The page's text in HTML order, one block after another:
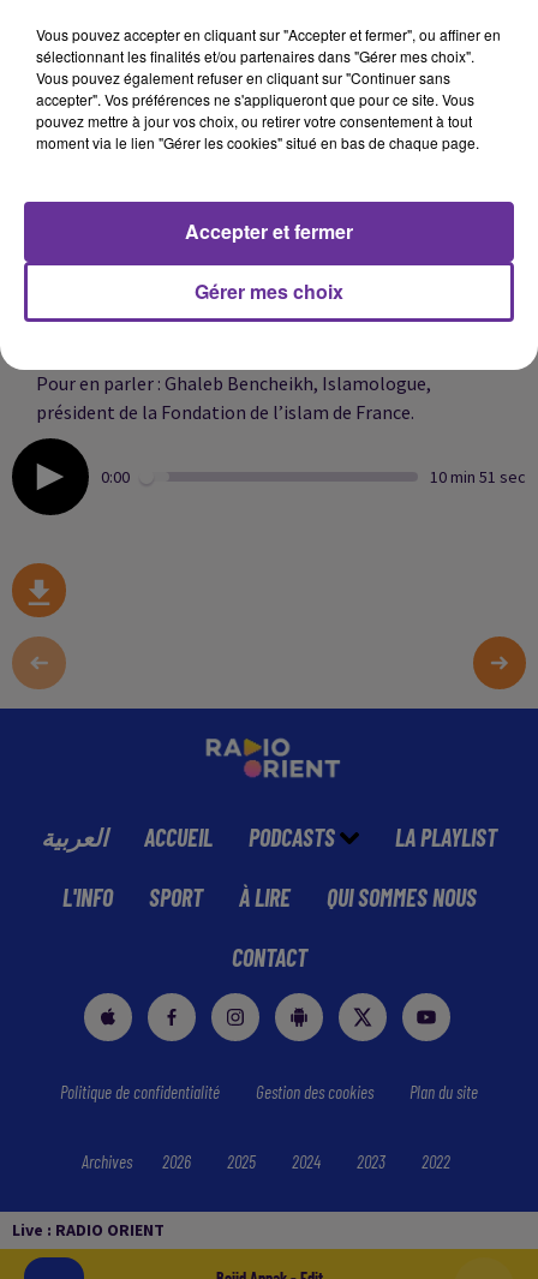
Live : RADIO ORIENT
terroristes islamistes du 13 novembre 2015. Une date
gravée à jamais dans la mémoire nationale.10 mois
après les attentats du 07janvier, laFrance basculait de
nouveau dans l’horreur : 130 morts, des centaines de
blessés, des vies brisées au Bataclan, sur les terrasses
par les extrémistes. Les condamnations ont bien
entendu été unanimes au sein de l’ensemble des
Pour en parler : Ghaleb Bencheikh, Islamologue,
président de la Fondation de l’islam de France.
0:00 10 min 51 sec
العربية ACCUEIL PODCASTS LA PLAYLIST
L'INFO SPORT À LIRE QUI SOMMES NOUS
CONTACT
Politique de confidentialité Gestion des cookies Plan du site
Archives 2026 2025 2024 2023 2022
Vous pouvez accepter en cliquant sur "Accepter et fermer", ou affiner en
sélectionnant les finalités et/ou partenaires dans "Gérer mes choix".
Vous pouvez également refuser en cliquant sur "Continuer sans
accepter". Vos préférences ne s'appliqueront que pour ce site. Vous
pouvez mettre à jour vos choix, ou retirer votre consentement à tout
moment via le lien "Gérer les cookies" situé en bas de chaque page.
Gérer mes choix
Accepter et fermer